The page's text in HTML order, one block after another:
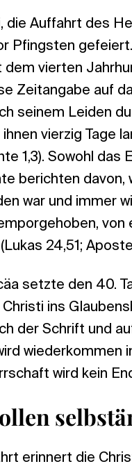
die Auffahrt des
Pfingsten
dem vierten
Zeitangabe auf
seinem Leiden
vierzig Tage
1,3). Sowohl das
berichten davon,
war und immer
von
24,51;
setzte den 40.
ins
der Schrift und
wiederkommen
wird kein
erinnert die